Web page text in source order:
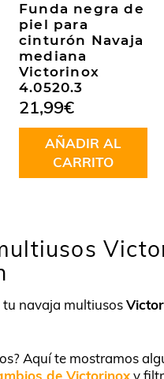
Funda negra de
piel para
cinturón Navaja
mediana
Victorinox
4.0520.3
21,99€
AÑADIR AL
CARRITO
navaja multiusos
Aquí te mostramos